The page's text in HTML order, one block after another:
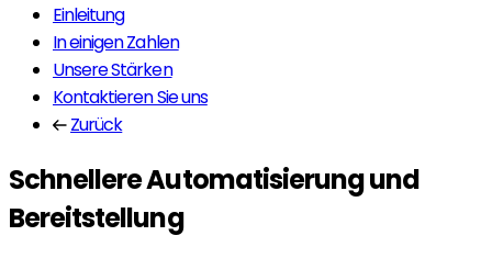
Einleitung
In einigen Zahlen
Unsere Stärken
Kontaktieren Sie uns
Zurück
Schnellere Automatisierung und
Bereitstellung